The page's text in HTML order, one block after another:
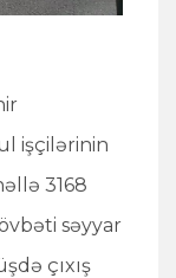
işçilərinin
3168
səyyar
çıxış